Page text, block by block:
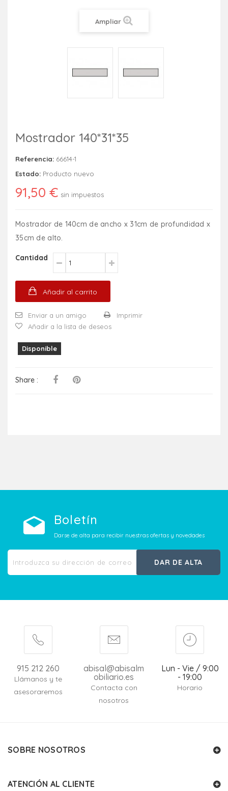
Ampliar
Mostrador 140*31*35
Referencia: 66614-1
Estado: Producto nuevo
91,50 € sin impuestos
Mostrador de 140cm de ancho x 31cm de profundidad x
35cm de alto.
Cantidad
Añadir al carrito
Enviar a un amigo
Imprimir
Añadir a la lista de deseos
Disponible
Share :
Boletín
Darse de alta para recibir nuestras ofertas y novedades
DAR DE ALTA
915 212 260
Llámanos y te
asesoraremos
abisal@abisalm
obiliario.es
Contacta con
nosotros
Lun - Vie / 9:00
- 19:00
Horario
SOBRE NOSOTROS
ATENCIÓN AL CLIENTE